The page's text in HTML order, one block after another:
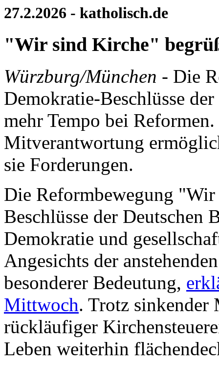
27.2.2026 - katholisch.de
"Wir sind Kirche"
Würzburg/München ‐ Die
Demokratie-Beschlüsse
mehr Tempo bei
Mitverantwortung
sie Forderungen.
Die Reformbewegung
Beschlüsse der
Demokratie und
Angesichts der
besonderer Bedeutung,
Mittwoch. Trotz sinkender
rückläufiger
Leben weiterhin